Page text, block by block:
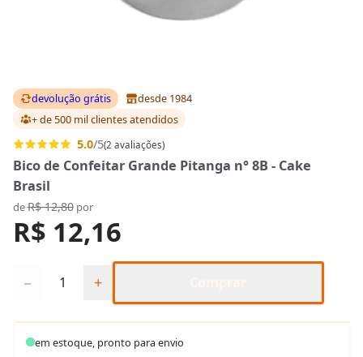
devolução grátis
desde 1984
+ de 500 mil clientesatendidos
5.0/5(2 avaliações)
Bico de Confeitar Grande Pitanga n° 8B - Cake
Brasil
deR$ 12,80por
R$ 12,16
− +
em estoque, pronto para envio